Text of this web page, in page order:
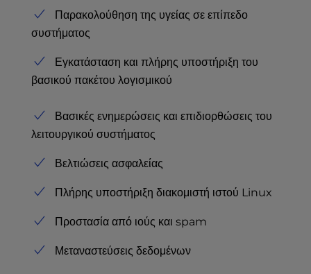
Παρακολούθηση της υγείας σε επίπεδο
συστήματος
Εγκατάσταση και πλήρης υποστήριξη του
βασικού πακέτου λογισμικού
Βασικές ενημερώσεις και επιδιορθώσεις του
λειτουργικού συστήματος
Βελτιώσεις ασφαλείας
Πλήρης υποστήριξη διακομιστή ιστού Linux
Προστασία από ιούς και spam
Μεταναστεύσεις δεδομένων